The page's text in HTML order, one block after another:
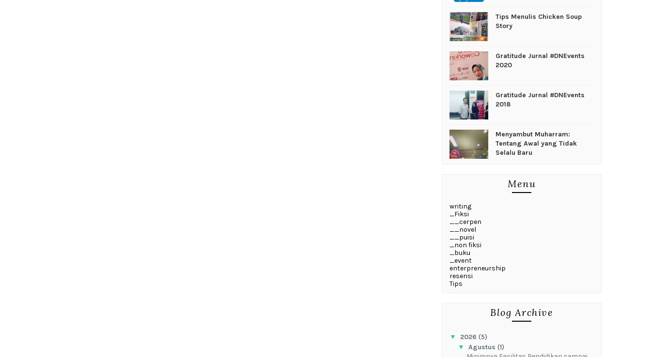
Tips Menulis Chicken Soup
Story
Gratitude Jurnal #DNEvents
2020
Gratitude Jurnal #DNEvents
2018
Menyambut Muharram:
Tentang Awal yang Tidak
Selalu Baru
Menu
writing
_Fiksi
__cerpen
__novel
__puisi
_non fiksi
_buku
_event
enterpreneurship
resensi
Tips
Blog Archive
▼ 2026 (5)
▼ Agustus (1)